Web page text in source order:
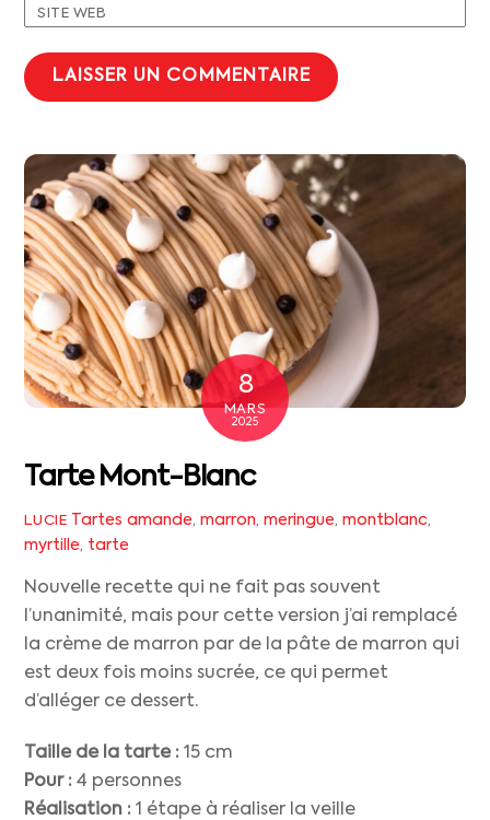
SITE WEB
8
MARS
2025
Tarte Mont-Blanc
LUCIE Tartes amande, marron, meringue, montblanc,
myrtille, tarte
Nouvelle recette qui ne fait pas souvent
l’unanimité, mais pour cette version j’ai remplacé
la crème de marron par de la pâte de marron qui
est deux fois moins sucrée, ce qui permet
d’alléger ce dessert.
Taille de la tarte : 15 cm
Pour : 4 personnes
Réalisation : 1 étape à réaliser la veille